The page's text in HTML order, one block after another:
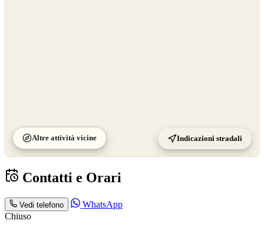
Altre attività vicine Indicazioni stradali
Contatti e Orari
Vedi telefono
WhatsApp
Chiuso